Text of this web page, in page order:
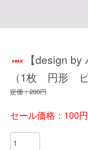
【design
（1枚 円形 ピ
定価：200円
セール価格：100